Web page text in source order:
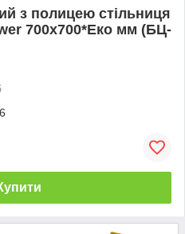
з полицею стільниця
700х700*Еко мм (БЦ-